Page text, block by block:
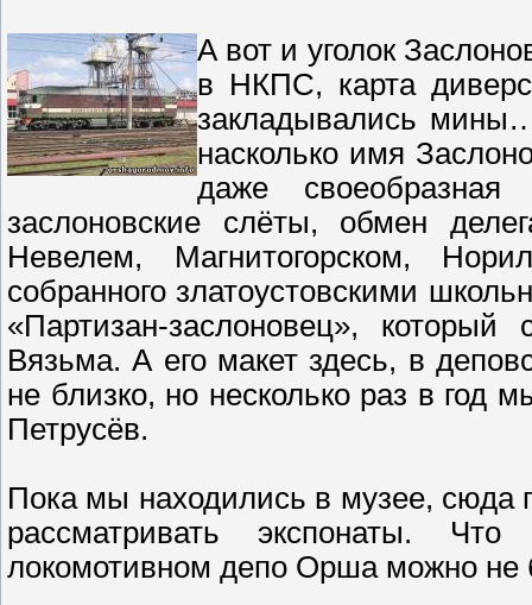
А вот и уголок
в НКПС, карта
закладывались
насколько имя
даже своеобразная
заслоновские слёты, обмен
Невелем, Магнитогорском,
собранного злато­устовскими
«Партизан-заслоновец»,
Вязьма. А его макет здесь, в
не близко, но несколько раз в год
Петрусёв.
Пока мы находились в музее, сюда
рассматривать экспонаты.
локомотивном депо Орша можно не